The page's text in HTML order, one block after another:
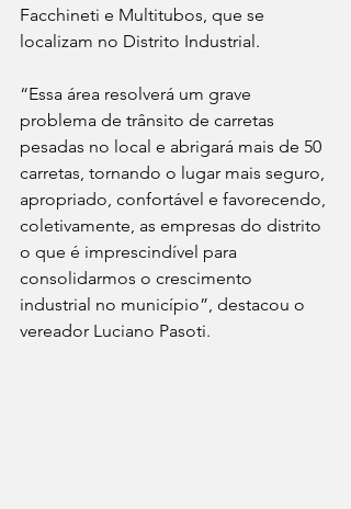
Facchineti e Multitubos, que se
localizam no Distrito Industrial.
“Essa área resolverá um grave
problema de trânsito de carretas
pesadas no local e abrigará mais de 50
carretas, tornando o lugar mais seguro,
apropriado, confortável e favorecendo,
coletivamente, as empresas do distrito
o que é imprescindível para
consolidarmos o crescimento
industrial no município”, destacou o
vereador Luciano Pasoti.